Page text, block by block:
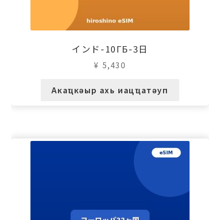
インド-10ГБ-3日
¥ 5,430
Акаҵкәыр ахь иацҵатәуп